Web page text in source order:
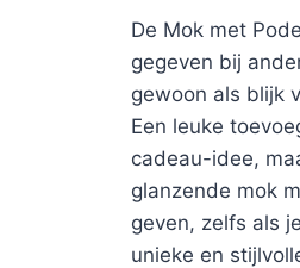
De Mok met
gegeven bij
gewoon als blijk
Een leuke
cadeau-idee,
glanzende mok
geven, zelfs als
unieke en